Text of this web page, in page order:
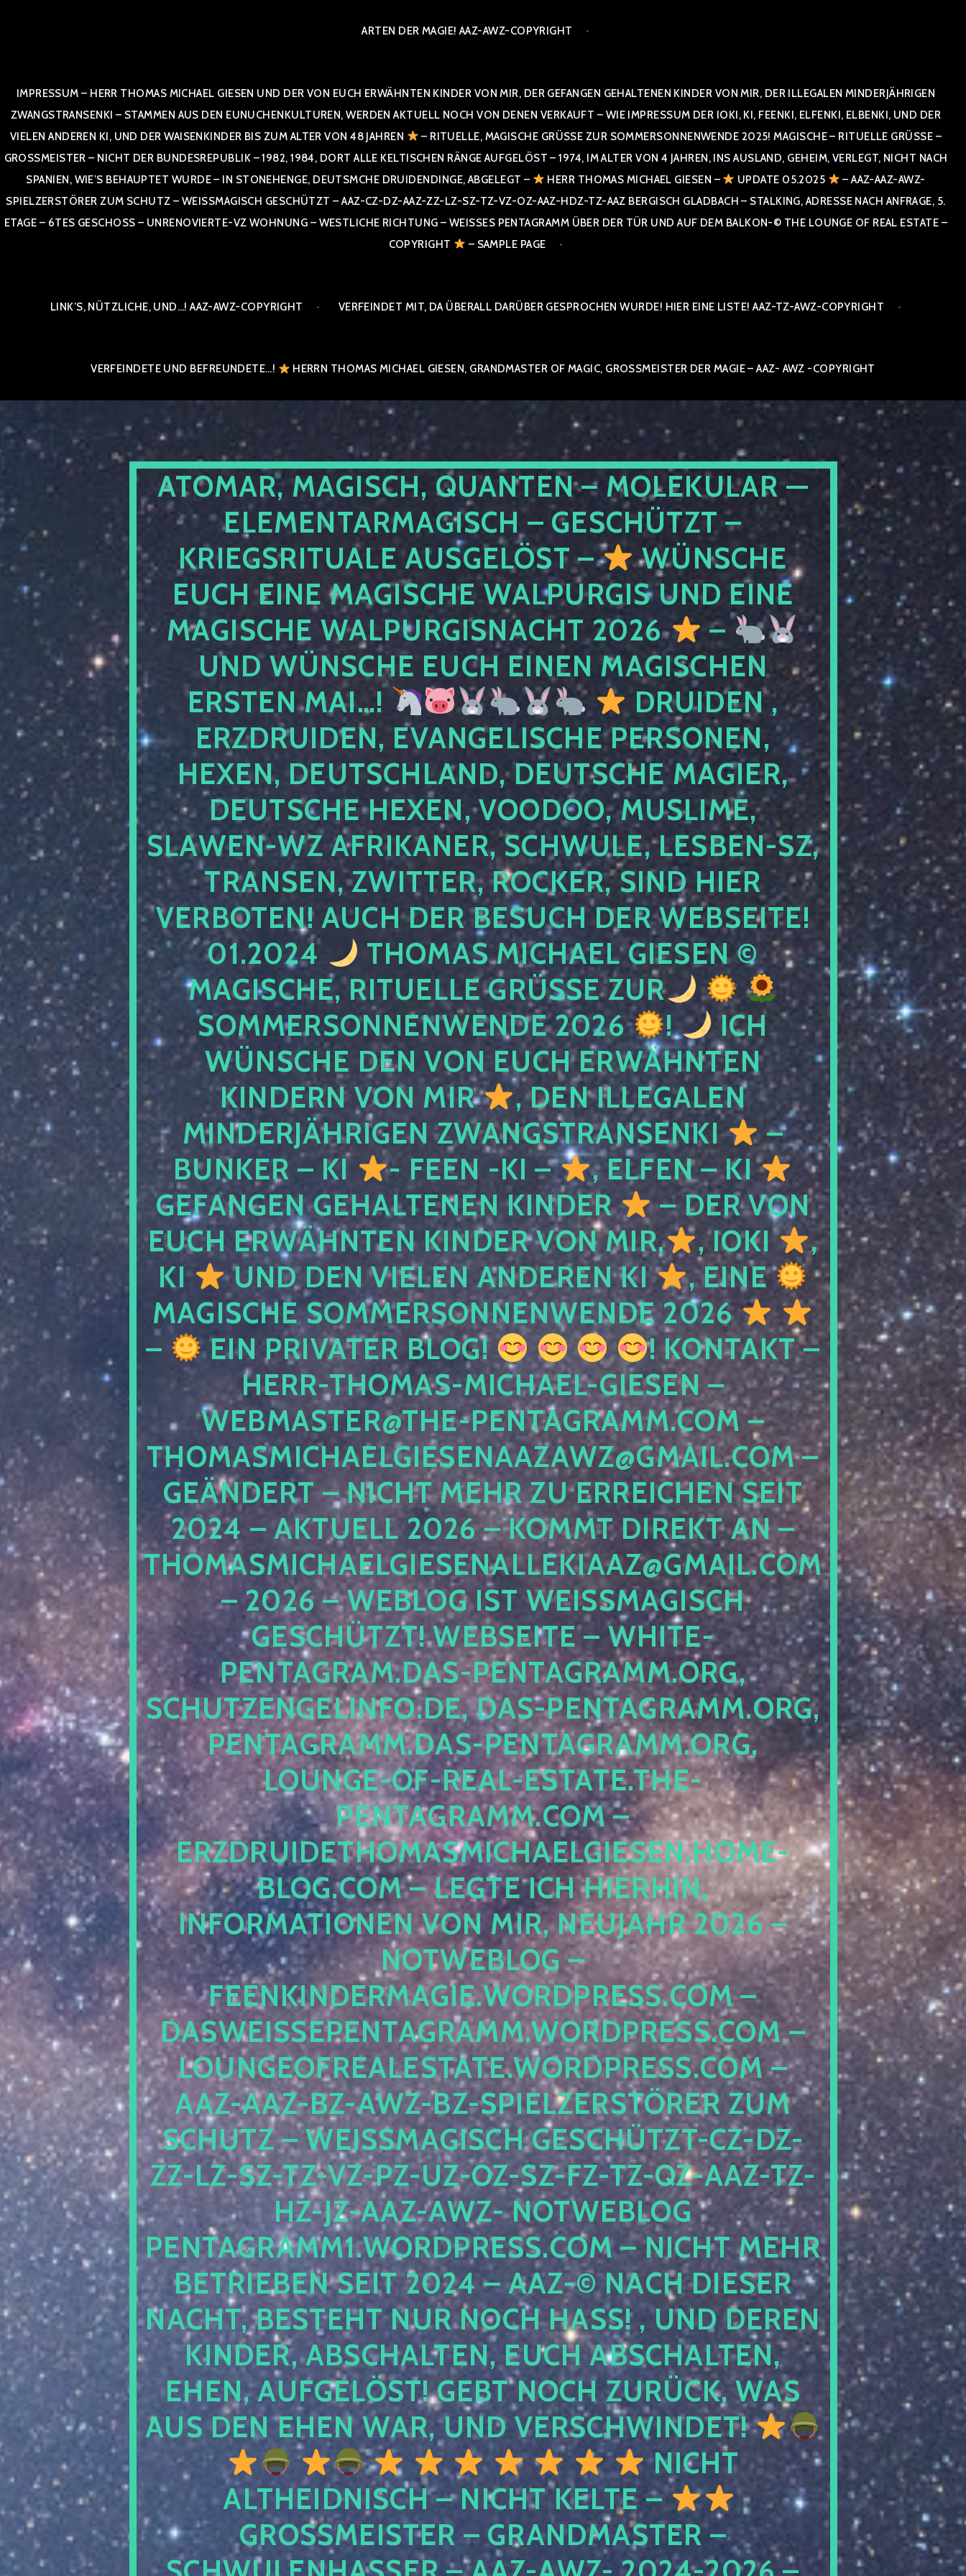
ARTEN DER MAGIE! AAZ-AWZ-COPYRIGHT
IMPRESSUM – HERR THOMAS MICHAEL GIESEN UND DER VON EUCH ERWÄHNTEN KINDER VON MIR, DER GEFANGEN GEHALTENEN KINDER VON MIR, DER ILLEGALEN MINDERJÄHRIGEN
ZWANGSTRANSENKI – STAMMEN AUS DEN EUNUCHENKULTUREN, WERDEN AKTUELL NOCH VON DENEN VERKAUFT – WIE IMPRESSUM DER IOKI, KI, FEENKI, ELFENKI, ELBENKI, UND DER
VIELEN ANDEREN KI, UND DER WAISENKINDER BIS ZUM ALTER VON 48 JAHREN
– RITUELLE, MAGISCHE GRÜSSE ZUR SOMMERSONNENWENDE 2025! MAGISCHE – RITUELLE GRÜSSE – GR
OSSMEISTER – NICHT DER BUNDESREPUBLIK – 1982, 1984, DORT ALLE KELTISCHEN RÄNGE AUFGELÖST – 1974, IM ALTER VON 4 JAHREN, INS AUSLAND, GEHEIM, VERLEGT, NICHT NACH SPA
NIEN, WIE’S BEHAUPTET WURDE – IN STONEHENGE, DEUTSMCHE DRUIDENDINGE, ABGELEGT –
HERR THOMAS MICHAEL GIESEN – UPDATE 05.2025
– AAZ-AAZ-AWZ-
SPIELZERSTÖRER ZUM SCHUTZ – WEISSMAGISCH GESCHÜTZT – AAZ-CZ-DZ-AAZ-ZZ-LZ-SZ-TZ-VZ-OZ-AAZ-HDZ-TZ-AAZ BERGISCH GLADBACH – STALKING, ADRESSE NACH ANFRAGE, 5. E
TAGE – 6TES GESCHOSS – UNRENOVIERTE-VZ WOHNUNG – WESTLICHE RICHTUNG – WEISSES PENTAGRAMM ÜBER DER TÜR UND AUF DEM BALKON-© THE LOUNGE OF REAL ESTATE – CO
PYRIGHT
– SAMPLE PAGE
LINK’S, NÜTZLICHE, UND…! AAZ-AWZ-COPYRIGHT VERFEINDET MIT, DA ÜBERALL DARÜBER GESPROCHEN WURDE! HIER EINE LISTE! AAZ-TZ-AWZ-COPYRIGHT
VERFEINDETE UND BEFREUNDETE…! HERRN THOMAS MICHAEL GIESEN, GRANDMASTER OF MAGIC, GROSSMEISTER DER MAGIE – AAZ- AWZ -COPYRIGHT
ATOMAR, MAGISCH, QUANTEN – MOLEKULAR —
ELEMENTARMAGISCH – GESCHÜTZT –
KRIEGSRITUALE AUSGELÖST –
WÜNSCHE
EUCH EINE MAGISCHE WALPURGIS UND EINE
MAGISCHE WALPURGISNACHT 2026
–
UND WÜNSCHE EUCH EINEN MAGISCHEN
ERSTEN MAI…!
DRUIDEN ,
ERZDRUIDEN, EVANGELISCHE PERSONEN,
HEXEN, DEUTSCHLAND, DEUTSCHE MAGIER,
DEUTSCHE HEXEN, VOODOO, MUSLIME,
SLAWEN-WZ AFRIKANER, SCHWULE, LESBEN-SZ,
TRANSEN, ZWITTER, ROCKER, SIND HIER
VERBOTEN! AUCH DER BESUCH DER WEBSEITE!
01.2024
THOMAS MICHAEL GIESEN ©
MAGISCHE, RITUELLE GRÜSSE ZUR
SOMMERSONNENWENDE 2026
!
ICH
WÜNSCHE DEN VON EUCH ERWÄHNTEN
KINDERN VON MIR
, DEN ILLEGALEN
MINDERJÄHRIGEN ZWANGSTRANSENKI
–
BUNKER – KI
- FEEN -KI –
, ELFEN – KI
GEFANGEN GEHALTENEN KINDER
– DER VON
EUCH ERWÄHNTEN KINDER VON MIR,
, IOKI
,
KI
UND DEN VIELEN ANDEREN KI
, EINE
MAGISCHE SOMMERSONNENWENDE 2026
–
EIN PRIVATER BLOG!
! KONTAKT –
HERR-THOMAS-MICHAEL-GIESEN –
WEBMASTER@THE-PENTAGRAMM.COM –
THOMASMICHAELGIESENAAZAWZ@GMAIL.COM –
GEÄNDERT – NICHT MEHR ZU ERREICHEN SEIT
2024 – AKTUELL 2026 – KOMMT DIREKT AN –
THOMASMICHAELGIESENALLEKIAAZ@GMAIL.COM
– 2026 – WEBLOG IST WEISSMAGISCH G
ESCHÜTZT! WEBSEITE – WHITE-P
ENTAGRAM.DAS-PENTAGRAMM.ORG, S
CHUTZENGELINFO.DE, DAS-PENTAGRAMM.ORG, P
ENTAGRAMM.DAS-PENTAGRAMM.ORG, L
OUNGE-OF-REAL-ESTATE.THE-P
ENTAGRAMM.COM – E
RZDRUIDETHOMASMICHAELGIESEN.HOME-B
LOG.COM – LEGTE ICH HIERHIN, I
NFORMATIONEN VON MIR, NEUJAHR 2026 – N
OTWEBLOG – F
EENKINDERMAGIE.WORDPRESS.COM – D
ASWEISSEPENTAGRAMM.WORDPRESS.COM – L
OUNGEOFREALESTATE.WORDPRESS.COM – A
AZ-AAZ-BZ-AWZ-BZ-SPIELZERSTÖRER ZUM S
CHUTZ – WEISSMAGISCH GESCHÜTZT-CZ-DZ-ZZ
-LZ-SZ-TZ-VZ-PZ-UZ-OZ-SZ-FZ-TZ-QZ-AAZ-TZ-HZ
-JZ-AAZ-AWZ- NOTWEBLOG PE
NTAGRAMM1.WORDPRESS.COM – NICHT MEHR BE
TRIEBEN SEIT 2024 – AAZ-© NACH DIESER NA
CHT, BESTEHT NUR NOCH HASS! , UND DEREN KI
NDER, ABSCHALTEN, EUCH ABSCHALTEN, EH
EN, AUFGELÖST! GEBT NOCH ZURÜCK, WAS AU
S DEN EHEN WAR, UND VERSCHWINDET!
NICHT
ALTHEIDNISCH – NICHT KELTE –
GROSSMEISTER – GRANDMASTER – S